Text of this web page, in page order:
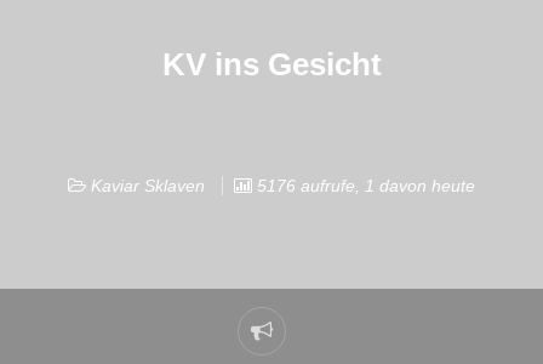
KV ins Gesicht
Kaviar Sklaven 5176 aufrufe, 1 davon heute
Problem